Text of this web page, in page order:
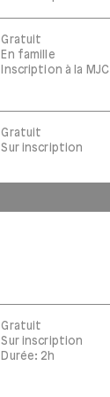
Gratuit
En famille
Inscription à la MJC
Gratuit
Sur inscription
Gratuit
Sur inscription
Durée: 2h